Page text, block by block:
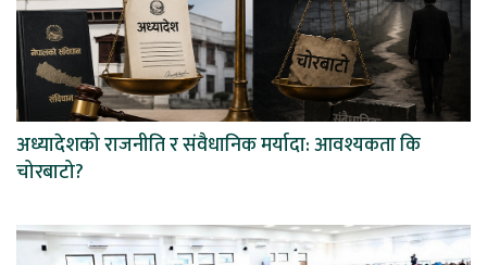
अध्यादेशको राजनीति र संवैधानिक मर्यादा: आवश्यकता कि
चोरबाटो?